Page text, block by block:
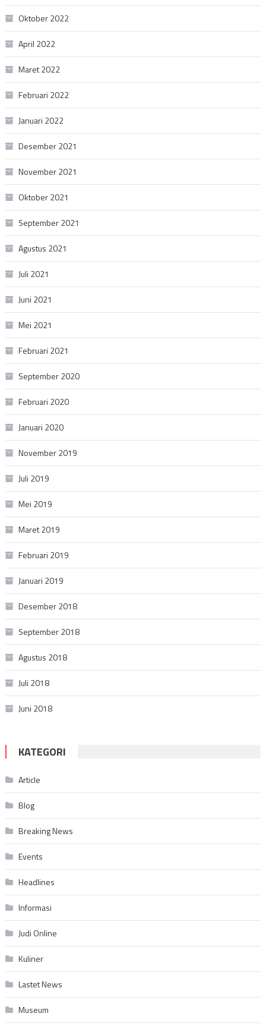
Oktober 2022
April 2022
Maret 2022
Februari 2022
Januari 2022
Desember 2021
November 2021
Oktober 2021
September 2021
Agustus 2021
Juli 2021
Juni 2021
Mei 2021
Februari 2021
September 2020
Februari 2020
Januari 2020
November 2019
Juli 2019
Mei 2019
Maret 2019
Februari 2019
Januari 2019
Desember 2018
September 2018
Agustus 2018
Juli 2018
Juni 2018
KATEGORI
Article
Blog
Breaking News
Events
Headlines
Informasi
Judi Online
Kuliner
Lastet News
Museum